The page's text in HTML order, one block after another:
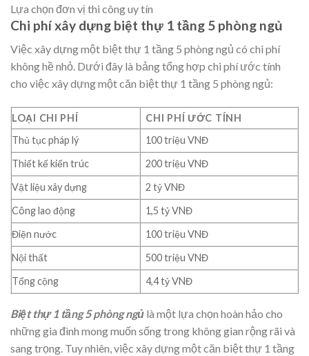
Lựa chọn đơn vị thi công uy tín
Chi phí xây dựng biệt thự 1 tầng 5 phòng ngủ
Việc xây dựng một biệt thự 1 tầng 5 phòng ngủ có chi phí
không hề nhỏ. Dưới đây là bảng tổng hợp chi phí ước tính
cho việc xây dựng một căn biệt thự 1 tầng 5 phòng ngủ:
LOẠI CHI PHÍ
CHI PHÍ ƯỚC TÍNH
Thủ tục pháp lý
100 triệu VNĐ
Thiết kế kiến trúc
200 triệu VNĐ
Vật liệu xây dựng
2 tỷ VNĐ
Công lao động
1,5 tỷ VNĐ
Điện nước
100 triệu VNĐ
Nội thất
500 triệu VNĐ
Tổng cộng
4,4 tỷ VNĐ
Biệt thự 1 tầng 5 phòng ngủ là một lựa chọn hoàn hảo cho
những gia đình mong muốn sống trong không gian rộng rãi và
sang trọng. Tuy nhiên, việc xây dựng một căn biệt thự 1 tầng